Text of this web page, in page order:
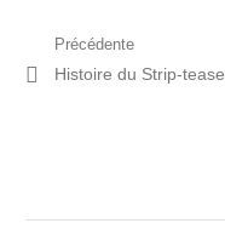
Navigation
Précédente
Post
Histoire du Strip-tease